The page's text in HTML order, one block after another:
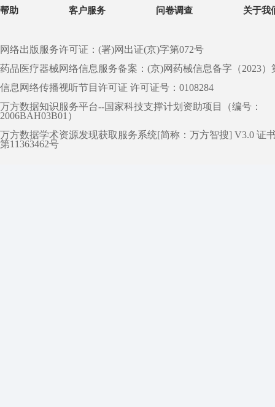
帮助 客户服务 问卷调查 关于我
网络出版服务许可证：(署)网出证(京)字第072号
药品医疗器械网络信息服务备案：(京)网药械信息备字（2023）
信息网络传播视听节目许可证 许可证号：0108284
万方数据知识服务平台--国家科技支撑计划资助项目（编号：
2006BAH03B01）
万方数据学术资源发现获取服务系统[简称：万方智搜] V3.0 证
第11363462号